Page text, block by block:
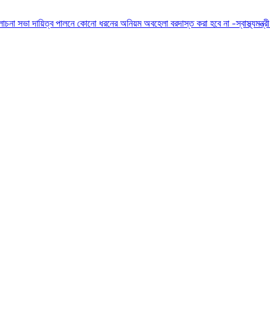
সভাদায়িত্ব পালনে কোনো ধরনের অনিয়ম অবহেলা বরদাস্ত করা হবে না -স্বাস্থ্যমন্ত্রী